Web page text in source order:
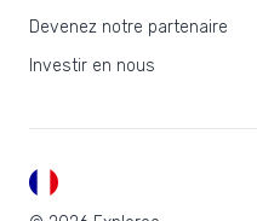
Devenez notre partenaire
Investir en nous